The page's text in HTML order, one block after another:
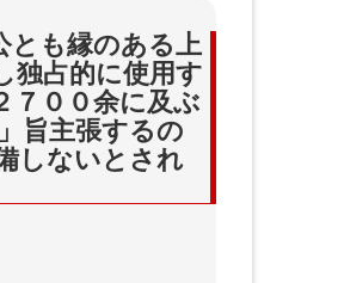
とも縁のある上
独占的に使用す
７００余に及ぶ
旨主張するの
しないとされ